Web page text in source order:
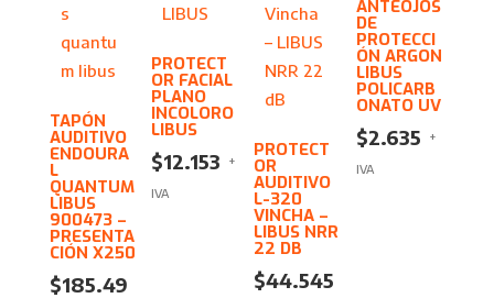
TAPÓN
AUDITIVO
ENDOURA
L
QUANTUM
LIBUS
900473 –
PRESENTA
CIÓN X250
$185.49
PROTECT
OR FACIAL
PLANO
INCOLORO
LIBUS
$12.153 +
IVA
PROTECT
OR
AUDITIVO
L-320
VINCHA –
LIBUS NRR
22 DB
$44.545
ANTEOJOS
DE
PROTECCI
ÓN ARGON
LIBUS
POLICARB
ONATO UV
$2.635 +
IVA